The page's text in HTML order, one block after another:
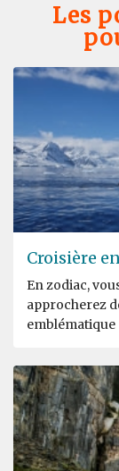
Les
Croisière
En zodiac,
approcherez
emblématique